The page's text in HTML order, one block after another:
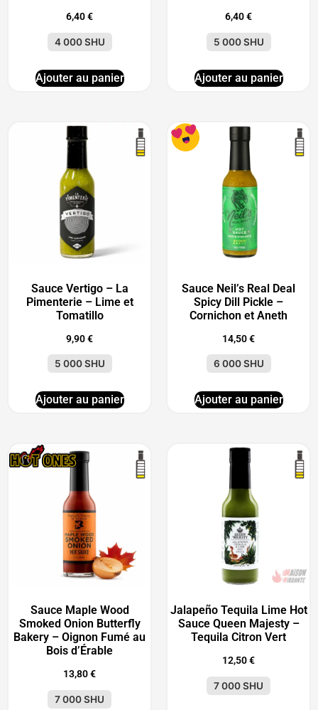
6,40€
4 000 SHU
Ajouter au panier
6,40€
5 000 SHU
Ajouter au panier
Sauce Vertigo – La
Pimenterie – Lime et
Tomatillo
9,90€
5 000 SHU
Ajouter au panier
Sauce Neil’s Real Deal
Spicy Dill Pickle –
Cornichon et Aneth
14,50€
6 000 SHU
Ajouter au panier
Sauce Maple Wood
Smoked Onion Butterfly
Bakery – Oignon Fumé au
Bois d’Érable
13,80€
7 000 SHU
Jalapeño Tequila Lime Hot
Sauce Queen Majesty –
Tequila Citron Vert
12,50€
7 000 SHU